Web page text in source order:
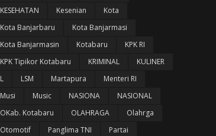
KESEHATAN
Kesenian
Kota
Kota Banjarbaru
Kota Banjarmasi
Kota Banjarmasin
Kotabaru
KPK RI
KPK Tipikor Kotabaru
KRIMINAL
KULINER
L
LSM Martapura
Menteri RI
Musi
Music NASIONA
NASIONAL
OKab. Kotabaru
OLAHRAGA
Olahrga
Otomotif
Panglima TNI
Partai